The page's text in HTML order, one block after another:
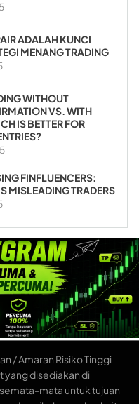
ADALAH KUNCI
MENANG TRADING
WITHOUT
VS. WITH
IS BETTER FOR
FINFLUENCERS:
MISLEADING TRADERS
/ Amaran Risiko Tinggi
yang disediakan di
mata untuk tujuan